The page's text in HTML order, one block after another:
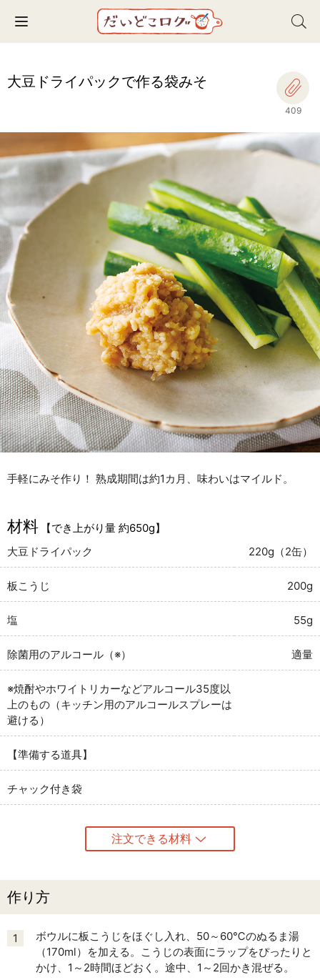
Toggle navigation
大豆ドライパックで作る袋みそ
409
手軽にみそ作り！ 熟成期間は約1カ月、味わいはマイルド。
材料
【でき上がり量 約650g】
大豆ドライパック
220g（2缶）
板こうじ 200g
塩 55g
除菌用のアルコール（※） 適量
※焼酎やホワイトリカーなどアルコール35度以
上のもの（キッチン用のアルコールスプレーは
避ける）
【準備する道具】
チャック付き袋
注文できる材料
作り方
1
ボウルに板こうじをほぐし入れ、50～60℃のぬるま湯
（170ml）を加える。こうじの表面にラップをぴったりと
かけ、1～2時間ほどおく。途中、1～2回かき混ぜる。